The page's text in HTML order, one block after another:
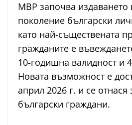
МВР започва издаването
поколение български
като най-съществената
гражданите е
10-годишна валидност и
Новата възможност е
април 2026 г. и се отнася
български граждани.